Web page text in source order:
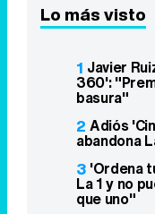
Lo más visto
1 Javier
360':
basura"
2 Adiós
abandona
3 'Ordena
La 1 y no
que uno"